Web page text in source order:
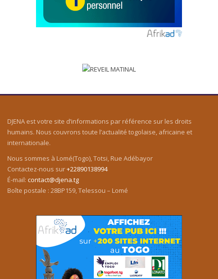
DJENA est votre site d’informations par référence sur les droits
humains. Nous couvrons toute l’actualité togolaise, africaine et
internationale.
Nous sommes à Lomé(Togo), Totsi, Rue Adébayor
Contactez-nous sur+22890138994
É-mail: contact@djena.tg
Boîte postale : 28BP159, Telessou – Lomé